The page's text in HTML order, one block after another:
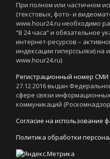
При полном или частичном
(текстовых, фото- и
www.hour24.ru необходимо
“В 24 часа” и обязательное
интернет-ресурсов –
индексации гиперссылки) на
www.hour24.ru)
Регистрационный номер СМИ
27.12.2016 выдан
сфере связи
коммуникаций
Согласие на использование
Политика обработки